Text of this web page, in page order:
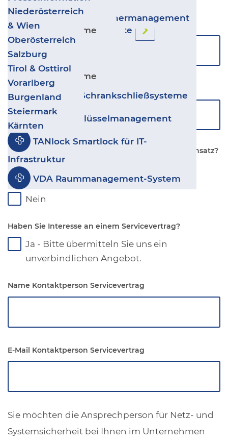
Transport & Logistik
Gewerbe & Industrie
Wohnbau
Kultur, Sport & Freizeit
Geschäfte & Handel
Coworking & Coliving
Salto IDM - Besuchermanagement
Zurück
Sicherheitssysteme
disecca
Video-Türsprechanlagen
Ergänzende Produkte
Zurück
Sicherheitssysteme
GANTNER Schrankschließsysteme
deister Schlüsselmanagement
TANlock Smartlock für IT-
Infrastruktur
VDA Raummanagement-System
Niederösterreich
& Wien
Oberösterreich
Salzburg
Tirol & Osttirol
Vorarlberg
Burgenland
Steiermark
Kärnten
Unternehmen
Kundennummer
Ist das Sicherheitssystem von ESSECCA noch im Einsatz?
*
Ja
Nein
Haben Sie Interesse an einem Servicevertrag?
Ja - Bitte übermitteln Sie uns ein
unverbindlichen Angebot.
Name Kontaktperson Servicevertrag
E-Mail Kontaktperson Servicevertrag
Sie möchten die Ansprechperson für Netz- und
Systemsicherheit bei Ihnen im Unternehmen